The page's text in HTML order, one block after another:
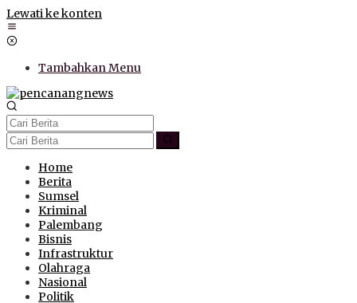
Lewati ke konten
Tambahkan Menu
Home
Berita
Sumsel
Kriminal
Palembang
Bisnis
Infrastruktur
Olahraga
Nasional
Politik